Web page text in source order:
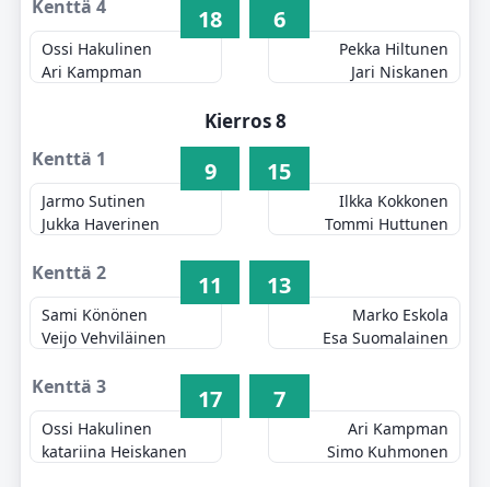
Kenttä 4
Ossi Hakulinen
Ari Kampman
18 6
Pekka Hiltunen
Jari Niskanen
Kierros 8
Kenttä 1
Jarmo Sutinen
Jukka Haverinen
9 15
Ilkka Kokkonen
Tommi Huttunen
Kenttä 2
Sami Könönen
Veijo Vehviläinen
11 13
Marko Eskola
Esa Suomalainen
Kenttä 3
Ossi Hakulinen
katariina Heiskanen
17 7
Ari Kampman
Simo Kuhmonen